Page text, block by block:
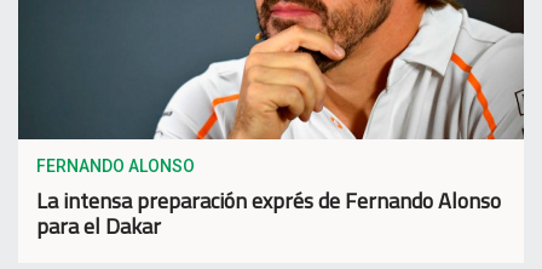
FERNANDO ALONSO
La intensa preparación exprés de Fernando Alonso
para el Dakar